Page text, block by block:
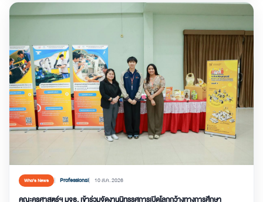
Who’s News Professional 10 ส.ค. 2026
คณะครุศาสตร์ฯ มจธ. เข้าร่วมจัดงานนิทรรศการเปิดโลกกว้างทางการศึกษา